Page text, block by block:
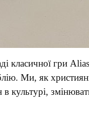
класичної гри
Ми, як
культурі,